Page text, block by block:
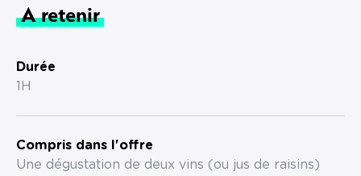
A retenir
Durée
1H
Compris dans l'offre
Une dégustation de deux vins (ou jus de raisins)